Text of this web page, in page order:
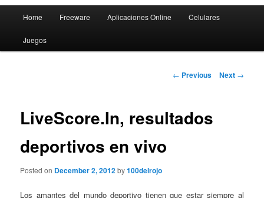
Skip
to
Home Freeware Aplicaciones Online Celulares
Juegos
Post
← Previous Next →
LiveScore.In, resultados
deportivos en vivo
Posted on December 2, 2012by100delrojo
Los amantes del mundo deportivo tienen que estar siempre al